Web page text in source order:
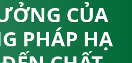
CỦA
PHÁP HẠ